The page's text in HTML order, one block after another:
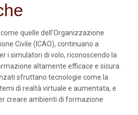
quelle dell’Organizzazione
Civile ( ICAO), continuano a
i simulatori di volo, riconoscendo la
altamente efficace e sicura.
sfruttano tecnologie come la
di realtà virtuale e aumentata, e
creare ambienti di formazione